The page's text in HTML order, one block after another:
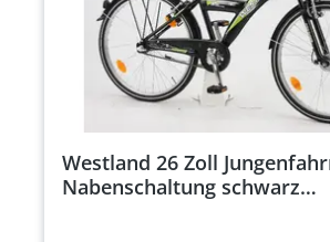
Westland 26 Zoll
Nabenschaltung schwarz